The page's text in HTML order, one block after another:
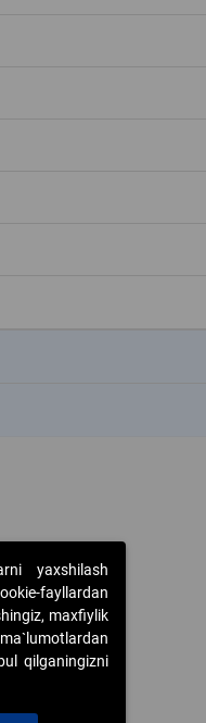
yaxshilash
fayllardan
maxfiylik
qilganingizni